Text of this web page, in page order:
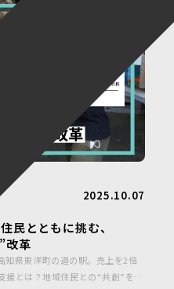
2025.10.07
民とともに挑む、
改革
知県東洋町の道の駅。売上を2倍
援とは？地域住民との“共創”を生